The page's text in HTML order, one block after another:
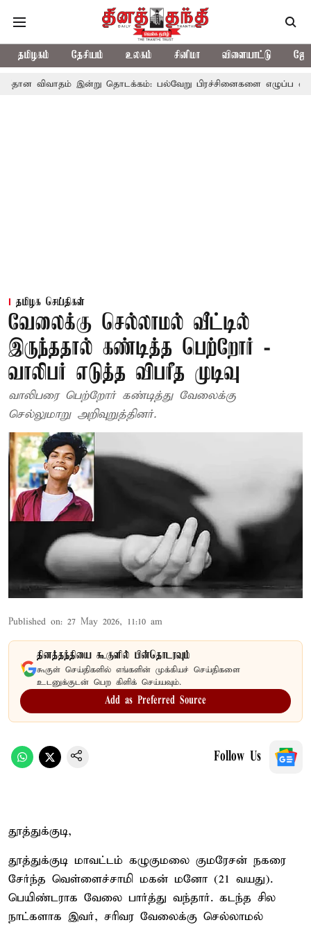
தமிழகம் தேசியம் உலகம் சினிமா விளையாட்டு
இன்று தொடக்கம்: பல்வேறு பிரச்சினைகளை எழுப்ப எதிர்க்கட்சிகள்
தமிழக செய்திகள்
வேலைக்கு செல்லாமல் வீட்டில்
இருந்ததால் கண்டித்த பெற்றோர் -
வாலிபர் எடுத்த விபரீத முடிவு
வாலிபரை பெற்றோர் கண்டித்து வேலைக்கு
செல்லுமாறு அறிவுறுத்தினர்.
Published on: 27 May 2026, 11:10 am
தினத்தந்தியை கூகுளில் பின்தொடரவும்
கூகுள் செய்திகளில் எங்களின் முக்கியச் செய்திகளை
உடனுக்குடன் பெற கிளிக் செய்யவும்.
Add as Preferred Source
Follow Us
தூத்துக்குடி,
தூத்துக்குடி மாவட்டம் கழுகுமலை குமரேசன் நகரை
சேர்ந்த வெள்ளைச்சாமி மகன் மனோ (21 வயது).
பெயிண்டராக வேலை பார்த்து வந்தார். கடந்த சில
நாட்களாக இவர், சரிவர வேலைக்கு செல்லாமல்